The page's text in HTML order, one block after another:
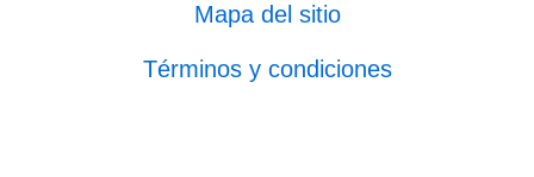
Mapa del sitio
Términos y condiciones